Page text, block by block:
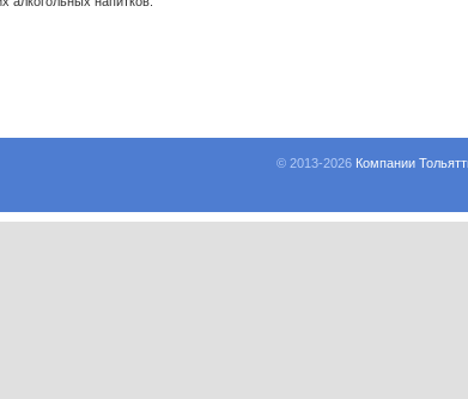
© 2013-2026 Компании